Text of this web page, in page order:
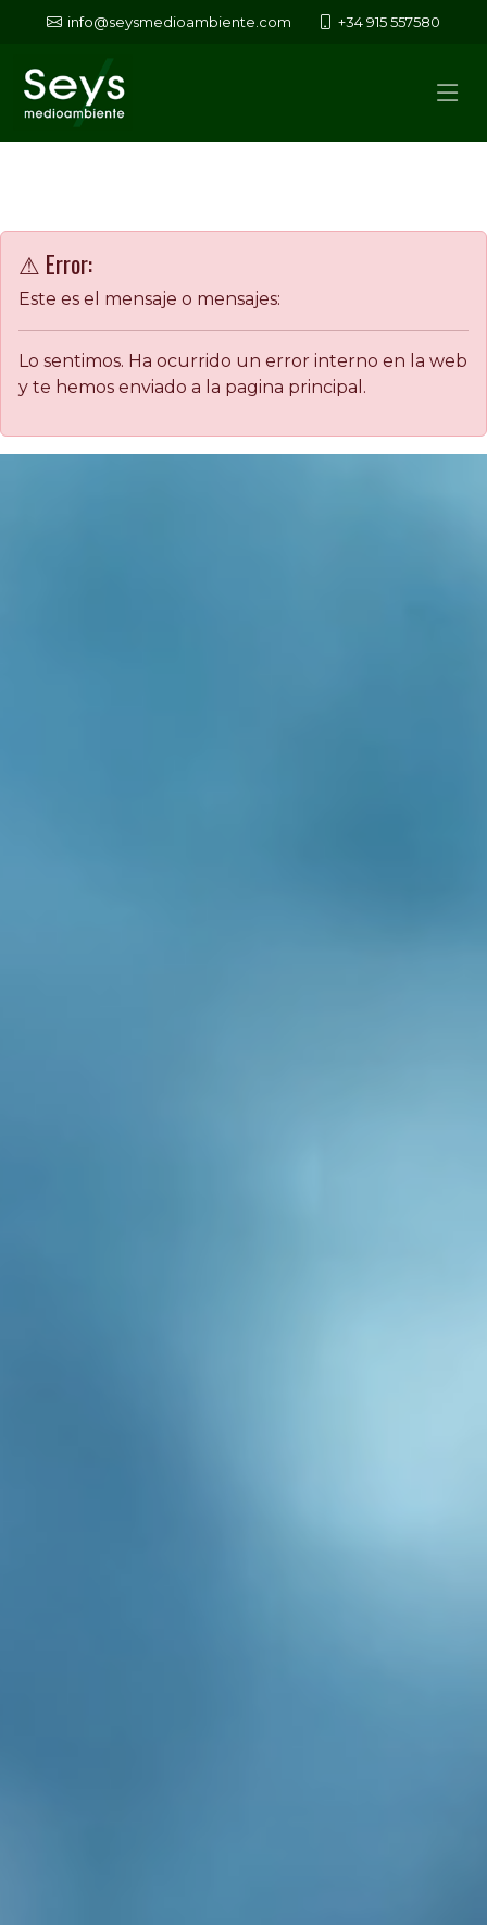
info@seysmedioambiente.com +34 915 557580
⚠ Error:
Este es el mensaje o mensajes:
Lo sentimos. Ha ocurrido un error interno en la web
y te hemos enviado a la pagina principal.